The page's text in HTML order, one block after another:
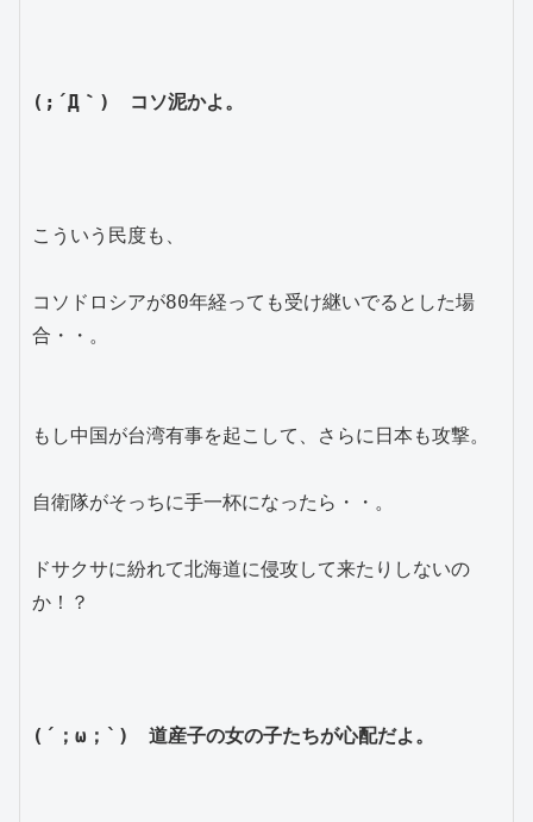
(;´Д｀)　コソ泥かよ。
こういう民度も、
コソドロシアが80年経っても受け継いでるとした場
合・・。
もし中国が台湾有事を起こして、さらに日本も攻撃。
自衛隊がそっちに手一杯になったら・・。
ドサクサに紛れて北海道に侵攻して来たりしないの
か！？
(´；ω；`)　道産子の女の子たちが心配だよ。